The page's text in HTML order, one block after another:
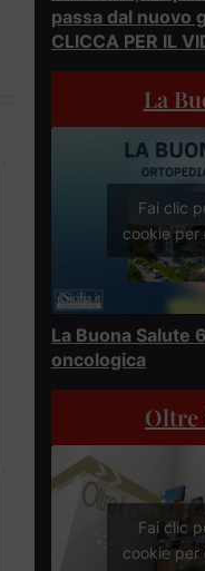
passa dal nuovo
CLICCA PER IL
La
Fai clic
cookie per
La Buona Salute
oncologica
Oltre
Fai clic
cookie per